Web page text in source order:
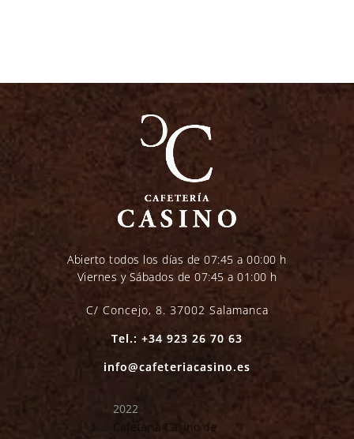
Abierto todos los días de 07:45 a 00:00 h
Viernes y Sábados de 07:45 a 01:00 h
C/ Concejo, 8. 37002 Salamanca
Tel.: +34 923 26 70 63
info@cafeteriacasino.es
2022
Cafeteria Casino de